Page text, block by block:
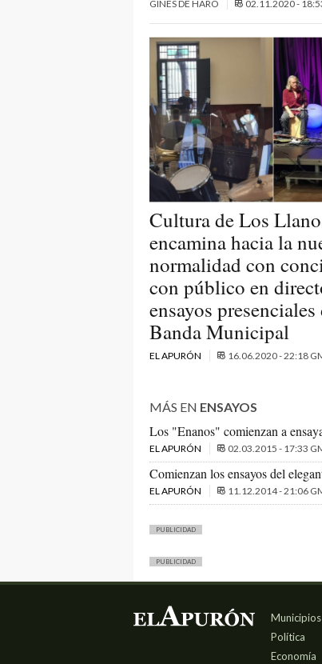
GINÉS DE HARO 02.11.2020 -
Cultura de Los
encamina hacia la
normalidad con
con público en
ensayos presenciales
Banda Municipal
EL APURÓN 16.06.2020 - 22:18
MÁS EN ENSAYOS
Los "Enanos" comienzan a
EL APURÓN 02.03.2015 - 17:33
Comienzan los ensayos del
EL APURÓN 11.12.2014 - 21:06
PUBLICIDAD
PUBLICIDAD
Municipios
Política
Economía